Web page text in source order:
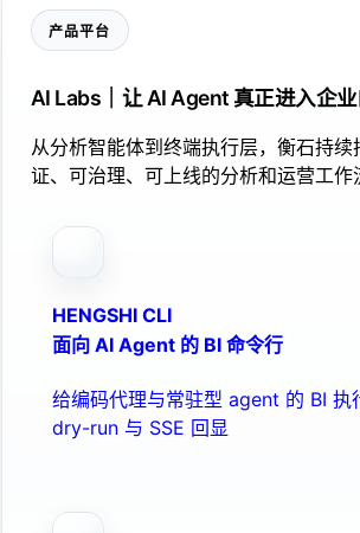
产品平台
AI Labs｜让 AI Agent 真正进入企
从分析智能体到终端执行层，衡石持
证、可治理、可上线的分析和运营工作
HENGSHI CLI
面向 AI Agent 的 BI 命令行
给编码代理与常驻型 agent 的 BI 执
dry-run 与 SSE 回显